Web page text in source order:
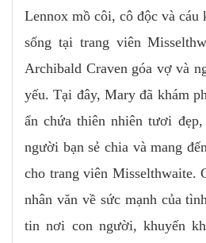
Lennox mồ côi, cô độc và cáu
sống tại trang viên
Archibald Craven góa vợ và
yếu. Tại đây, Mary đã khám
ẩn chứa thiên nhiên tươi
người bạn sẻ chia và mang
cho trang viên Misselthwaite.
nhân văn về sức mạnh của
tin nơi con người, khuyến